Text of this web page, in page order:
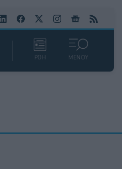
ΡΟΗ ΜΕΝΟΥ